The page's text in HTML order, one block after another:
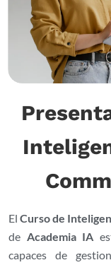
ElCurso de
de Academia IA
capaces de